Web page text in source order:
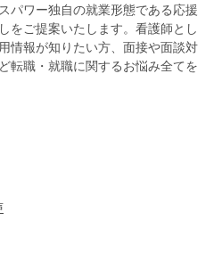
パワー独自の就業形態である応援
をご提案いたします。看護師とし
情報が知りたい方、面接や面談対
転職・就職に関するお悩み全てを